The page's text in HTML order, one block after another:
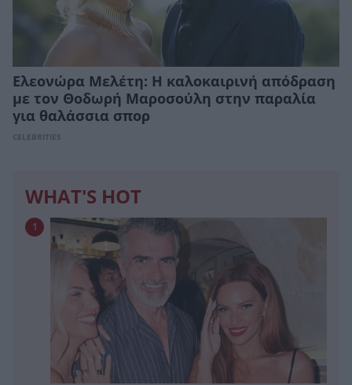
Ελεονώρα Μελέτη: Η καλοκαιρινή απόδραση
με τον Θοδωρή Μαροσούλη στην παραλία
για θαλάσσια σπορ
CELEBRITIES
WHAT'S HOT
1